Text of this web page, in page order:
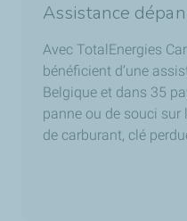
Assistance
Avec TotalEnergies
bénéficient d’une
Belgique et dans 35
panne ou de souci sur
de carburant, clé